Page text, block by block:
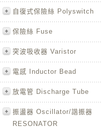
自復式保險絲 Polyswitch
保險絲 Fuse
突波吸收器 Varistor
電感 Inductor Bead
放電管 Discharge Tube
振盪器 Oscillator/諧振器
RESONATOR